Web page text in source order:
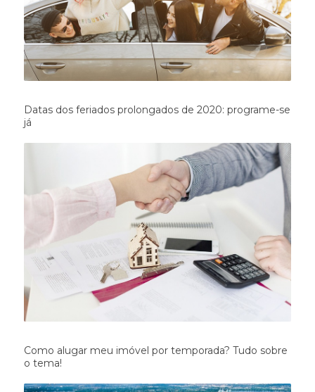
Datas dos feriados prolongados de 2020: programe-se
já
Como alugar meu imóvel por temporada? Tudo sobre
o tema!